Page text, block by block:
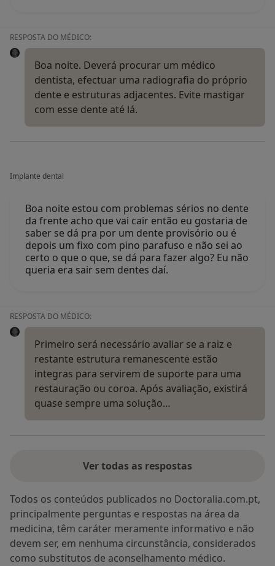
University - College of Dentistry
• Prof. Yon Lai, DDS, Chief of Cleft Palate Team at
Orthodontics Department New York University –
College of Dentistry
• Prof. Michael Katz, DDS, Professor at Orthodontics
Department at New York University, Diplomate of the
RESPOSTA DO MÉDICO:
Boa noite. Deverá procurar um médico
dentista, efectuar uma radiografia do próprio
dente e estruturas adjacentes. Evite mastigar
com esse dente até lá.
Implante dental
Boa noite estou com problemas sérios no dente
da frente acho que vai cair então eu gostaria de
saber se dá pra por um dente provisório ou é
depois um fixo com pino parafuso e não sei ao
certo o que o que, se dá para fazer algo? Eu não
queria era sair sem dentes daí.
RESPOSTA DO MÉDICO:
Primeiro será necessário avaliar se a raiz e
restante estrutura remanescente estão
integras para servirem de suporte para uma
restauração ou coroa. Após avaliação, existirá
quase sempre uma solução…
Ver todas as respostas
Todos os conteúdos publicados no Doctoralia.com.pt,
principalmente perguntas e respostas na área da
medicina, têm caráter meramente informativo e não
devem ser, em nenhuma circunstância, considerados
como substitutos de aconselhamento médico.